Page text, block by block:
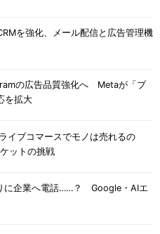
を強化、メール配信と広告管理機
の広告品質強化へ Metaが「ブ
を拡大
イブコマースでモノは売れるの
ットの挑戦
に企業へ電話……？ Google・AIエ